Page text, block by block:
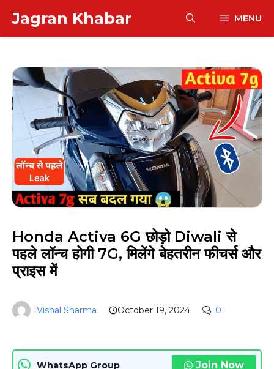
content
Jagran Khabar MENU
Honda Activa 6G छोड़ो Diwali से
पहले लॉन्च होगी 7G, मिलेंगे बेहतरीन फीचर्स और
प्राइस में
Vishal Sharma October 19, 2024 0
WhatsApp Group Join Now